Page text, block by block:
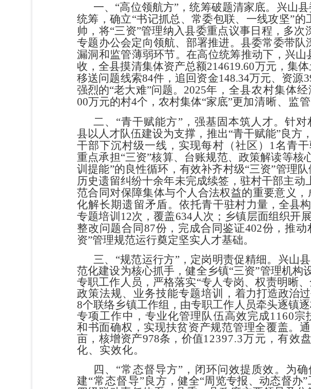
一、 “高位领航方” ，统筹破题清家底。 兴山
统筹，确立“书记抓总、常委包联、一线攻坚”的
帅，将“三资”管理纳入县委重点议事日程，多次
专题办公会定向领航、部署推进。 县委常委带队
漏洞和监管薄弱环节。在高位统筹推动下，兴山
收，全县摸清集体资产总额214619.60万元，集体
移送问题线索84件，追回资金148.34万元、资源
强烈的“老大难”问题。 2025年，全县农村集体经
00万元的村4个，农村集体“家底”更加清晰、监
二、 “青干赋能方” ，强基固本筑人才。针对
县以 人才队伍建设为支撑，推出“青干赋能”良方
干部下沉村级一线，实现每村（社区） 1 名青
重点承担“三资”核算、台账规范、 政策解读等核
训提能”的良性循环，有效补齐村级“三资”管理队
历史遗留纠纷十余年未完成续签，驻村干部主动
范合同对保障集体与个人合法权益的重要意义
化解长期遗留矛盾。依托青干驻村力量，全县
专题培训 12次，覆盖634人次；乡镇层面组织开
整改问题合同87份，完成合同鉴证402份，推动
资”管理规范运行奠定坚实人才基础。
三、 “规范运行方”，定岗明责促精细。 兴山
范化建设为核心抓手，健全乡镇“三资”管理机构
专职工作人员，严格落实“专人专岗、权责明晰
政策法规、业务技能专题培训，着力打造政治
8个联络乡镇工作组，由专职工作 人员牵头逐镇
专项工作中，专业化管理队伍高效完成1160宗
和书面确权， 实现扶贫资产规范管理全覆盖。
亩，核增资产978条 ，价值12397.3万元，有效
化、实效化。
四、 “常态督导方” ，闭环问效提质效。 为确
建“常态督导”良方，健全“周览专报、动态督办”